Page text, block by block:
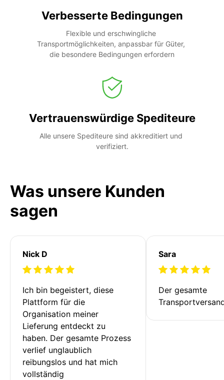
Verbesserte Bedingungen
Flexible und erschwingliche
Transportmöglichkeiten, anpassbar für Güter,
die besondere Bedingungen erfordern
Vertrauenswürdige Spediteure
Alle unsere Spediteure sind akkreditiert und
verifiziert.
Was unsere Kunden
sagen
Nick D
Ich bin begeistert, diese
Plattform für die
Organisation meiner
Lieferung entdeckt zu
haben. Der gesamte Prozess
verlief unglaublich
reibungslos und hat mich
vollständig
Sara
Der gesamte